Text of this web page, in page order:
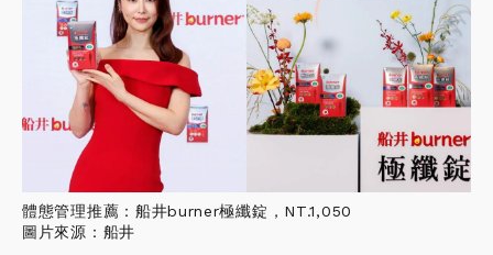
體態管理推薦：船井burner極纖錠，NT.1,050
圖片來源：船井